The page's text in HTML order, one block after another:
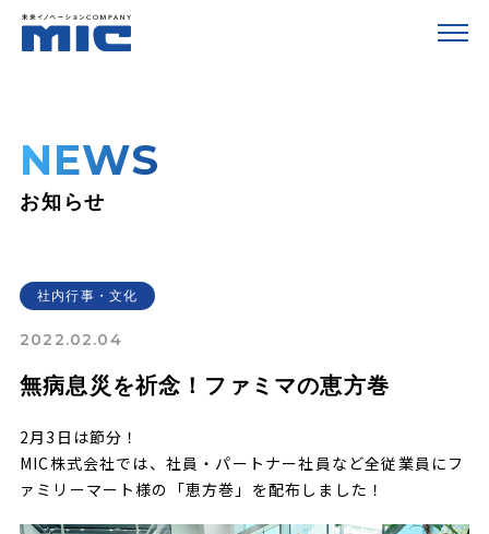
NEWS
お知らせ
社内行事・文化
2022.02.04
無病息災を祈念！ファミマの恵方巻
2月3日は節分！
MIC株式会社では、社員・パートナー社員など全従業員にフ
ァミリーマート様の「恵方巻」を配布しました！